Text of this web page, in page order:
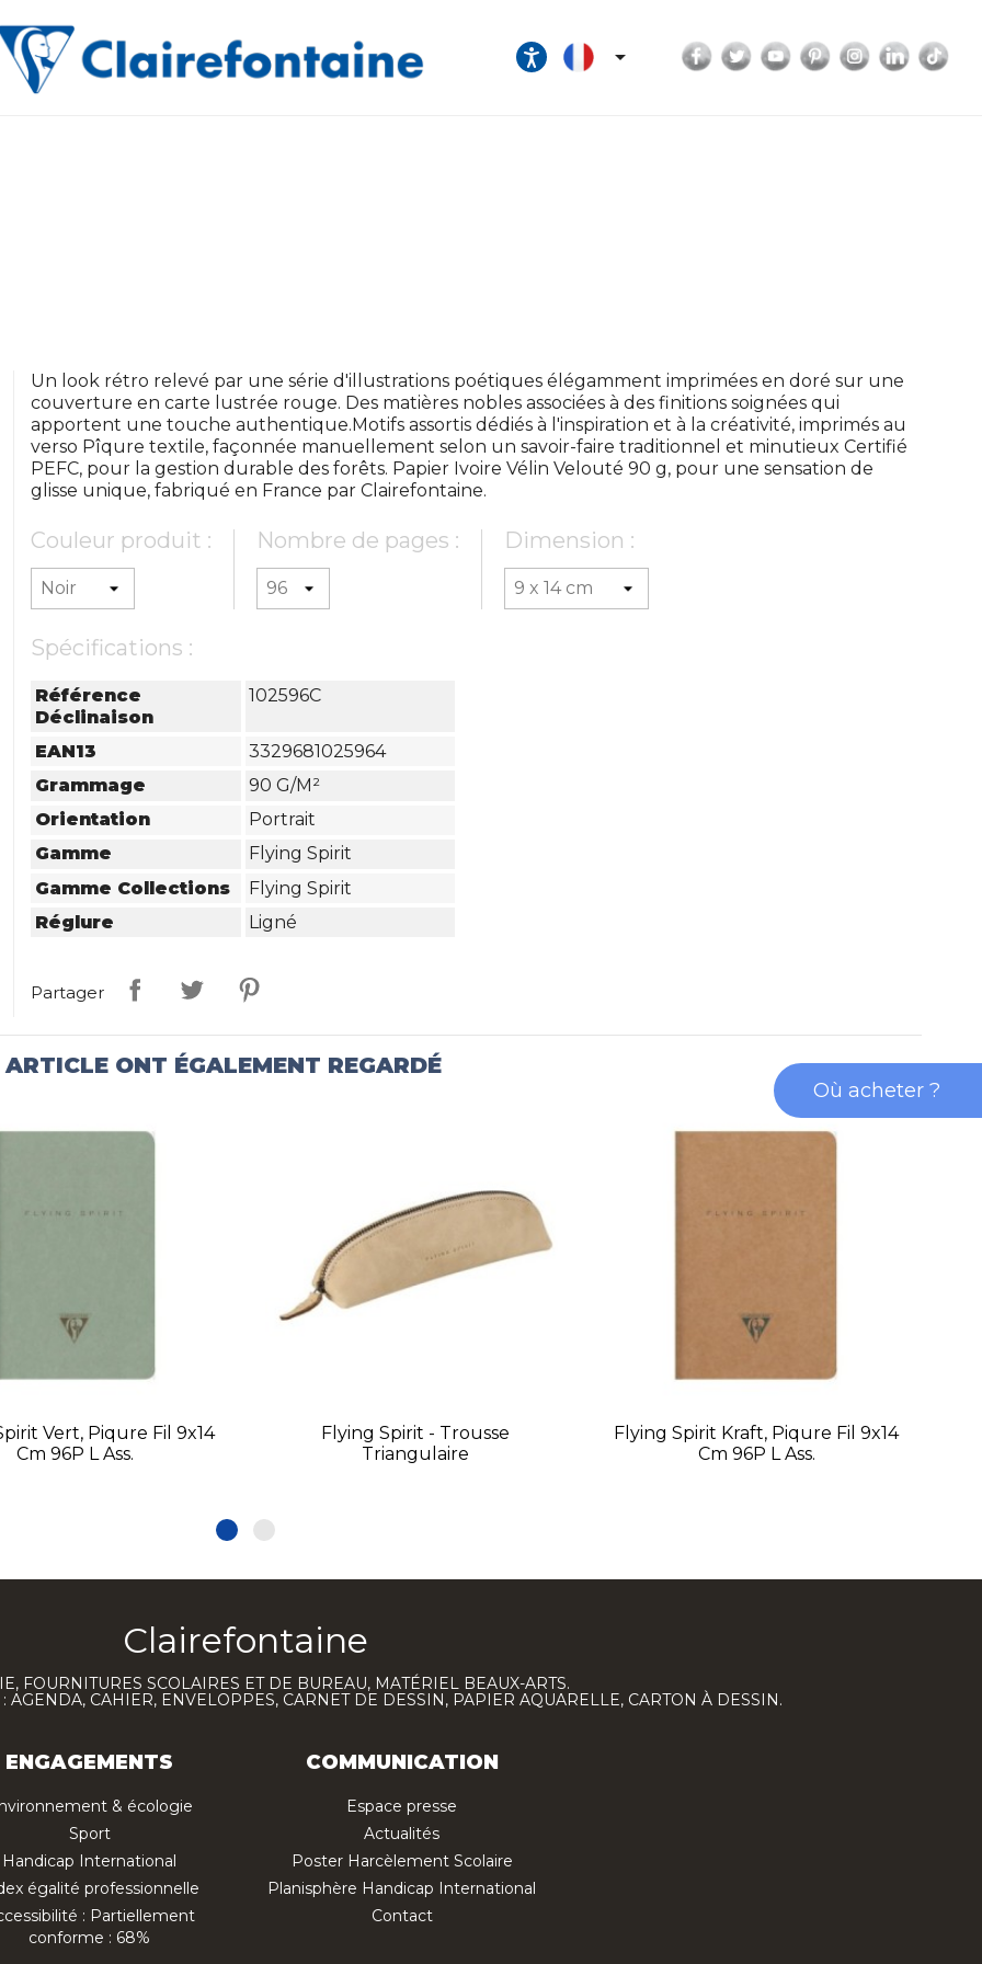
 Facebook
TwitterYouTubePinterestInstagram
Un look rétro relevé par une série d'illustrations poétiques élégamment imprimées en doré sur une
couverture en carte lustrée rouge. Des matières nobles associées à des finitions soignées qui
apportent une touche authentique.Motifs assortis dédiés à l'inspiration et à la créativité, imprimés au
verso Pîqure textile, façonnée manuellement selon un savoir-faire traditionnel et minutieux Certifié
PEFC, pour la gestion durable des forêts. Papier Ivoire Vélin Velouté 90 g, pour une sensation de
glisse unique, fabriqué en France par Clairefontaine.
Couleur produit : Nombre de pages : Dimension :
Spécifications :
Référence
Déclinaison
102596C
EAN13
3329681025964
Grammage
90 G/m²
Orientation
Portrait
Gamme
Flying Spirit
Gamme Collections
Flying Spirit
Réglure
Ligné
Partager
ONT ÉGALEMENT REGARDÉ
Vert, Piqure Fil 9x14
Cm 96P L Ass.
Flying Spirit - Trousse
Triangulaire
Flying Spirit Kraft, Piqure Fil 9x14
Cm 96P L Ass.
Clairefontaine
FOURNITURES SCOLAIRES ET DE BUREAU, MATÉRIEL BEAUX-ARTS.
AGENDA, CAHIER, ENVELOPPES, CARNET DE DESSIN, PAPIER AQUARELLE, CARTON À DESSIN.
ENGAGEMENTS
& écologie
Sport
Handicap International
égalité professionnelle
: Partiellement
conforme : 68%
COMMUNICATION
Espace presse
Actualités
Poster Harcèlement Scolaire
Planisphère Handicap International
Contact
Où acheter ?